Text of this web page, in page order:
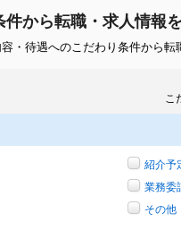
から転職・求人情報
・待遇へのこだわり条件から
こ
紹介予
業務委
その他